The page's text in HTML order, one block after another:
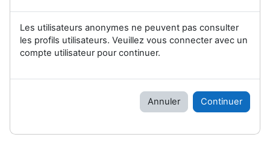
Les utilisateurs anonymes ne peuvent pas consulter
les profils utilisateurs. Veuillez vous connecter avec un
compte utilisateur pour continuer.
Annuler Continuer